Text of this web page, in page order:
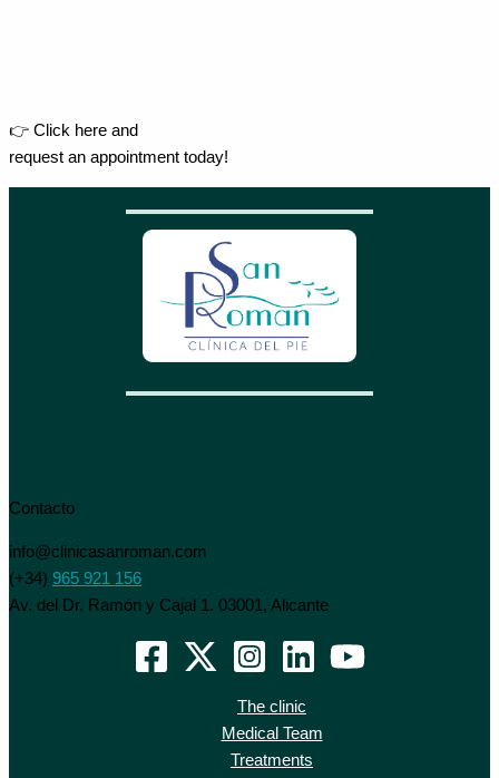
👉 Click here and
request an appointment today!
Contacto
info@clinicasanroman.com
(+34) 965 921 156
Av. del Dr. Ramón y Cajal 1. 03001, Alicante
The clinic
Medical Team
Treatments